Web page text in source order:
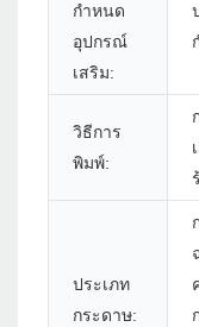
กำหนด
อุปกรณ์
เสริม:
วิธีการ
พิมพ์:
ประเภท
กระดาษ: